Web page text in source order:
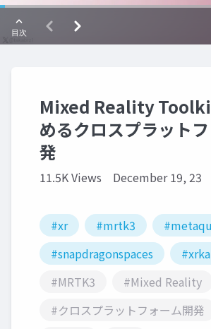
Mixed Reality
めるクロスプラット
発
11.5K Views December 19, 23
#xr #mrtk3
#snapdragonspaces
#MRTK3
#Mixed Reality
#クロスプラットフォーム開発